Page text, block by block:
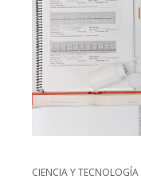
CIENCIA Y TECNOLOGÍA